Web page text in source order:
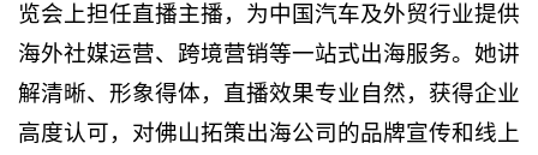
览会上担任直播主播，为中国汽车及外贸行业提供
海外社媒运营、跨境营销等一站式出海服务。她讲
解清晰、形象得体，直播效果专业自然，获得企业
高度认可，对佛山拓策出海公司的品牌宣传和线上